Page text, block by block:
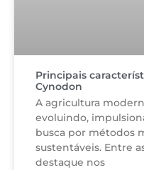
Principais
Cynodon
A agricultura
evoluindo,
busca por métodos
sustentáveis. Entre
destaque nos